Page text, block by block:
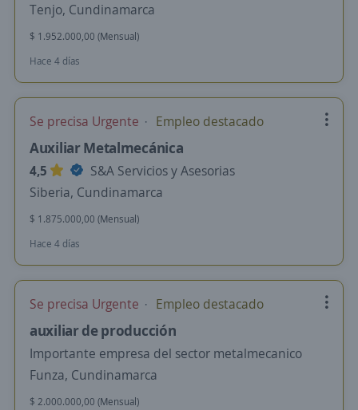
Tenjo, Cundinamarca
$ 1.952.000,00 (Mensual)
Hace 4 días
Se precisa Urgente Empleo destacado
Auxiliar Metalmecánica
4,5
S&A Servicios y Asesorias
Siberia, Cundinamarca
$ 1.875.000,00 (Mensual)
Hace 4 días
Se precisa Urgente Empleo destacado
auxiliar de producción
Importante empresa del sector metalmecanico
Funza, Cundinamarca
$ 2.000.000,00 (Mensual)